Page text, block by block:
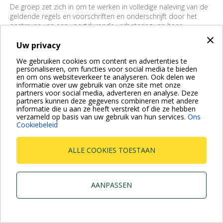
×
Uw privacy
We gebruiken cookies om content en advertenties te
personaliseren, om functies voor social media te bieden
en om ons websiteverkeer te analyseren. Ook delen we
informatie over uw gebruik van onze site met onze
partners voor social media, adverteren en analyse. Deze
partners kunnen deze gegevens combineren met andere
informatie die u aan ze heeft verstrekt of die ze hebben
verzameld op basis van uw gebruik van hun services. Ons
Cookiebeleid
ALLE COOKIES TOESTAAN
AANPASSEN
De groep zet zich in om te werken in volledige naleving van de
geldende regels en voorschriften en onderschrijft door het
nastreven van een voortdurende verbetering van haar
Dab Pumps BV is ISO 9001, ISO 14001 en ISO 45001
gecertificeerd. Daarnaast hebben we ons eigen Quality Policy
en de EHS Policy. Download hieronder onze certificaten.
Attachments
DAB ISO 9001 (3.93 MB)
DAB ISO 14001 (2.67 MB)
DAB ISO 45001 (2.67 MB)
DAB Quality Policy 2024 (411.08 KB)
DAB Policy EHS
Italy Tel. +39.049.5125000 Fax +39.049.5125950
P.I. 03675230282 - R.E.A. Padova N. 328200- Cap. Soc.